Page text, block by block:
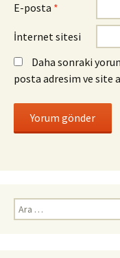
E-posta *
İnternet sitesi
Daha sonraki
posta adresim ve site
Arama: